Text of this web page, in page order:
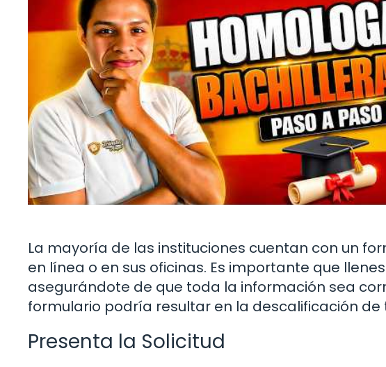
La mayoría de las instituciones cuentan con un
en línea o en sus oficinas. Es importante que
asegurándote de que toda la información sea
formulario podría resultar en la descalificación de
Presenta la Solicitud